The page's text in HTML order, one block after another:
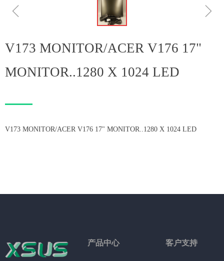
ꁆ ꁇ
V173 MONITOR/ACER V176 17"
MONITOR..1280 X 1024 LED
V173 MONITOR/ACER V176 17" MONITOR..1280 X 1024 LED
产品中心 客户支持